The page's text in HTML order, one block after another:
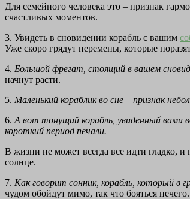
Для семейного человека это – признак
счастливых моментов.
3. Увидеть в сновидении корабль с вашим
Уже скоро грядут перемены, которые
4. Большой фрегат, стоящий в вашем
начнут расти.
5. Маленький кораблик во сне – признак
6. А вот тонущий корабль, увиденный вами
короткий период печали.
В жизни не может всегда все идти гладко, и
солнце.
7. Как говорит сонник, корабль, который в
чудом обойдут мимо, так что бояться нечего.